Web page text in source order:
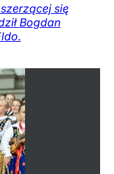
się
Bogdan